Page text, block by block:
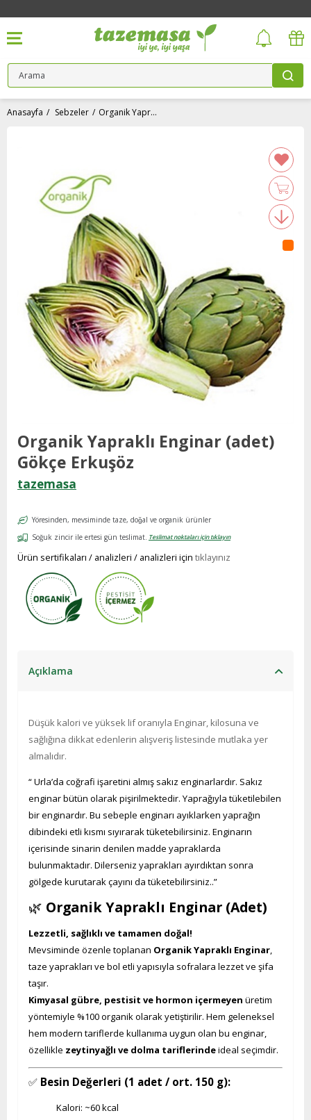
Anasayfa Sebzeler Organik Yapraklı Enginar (adet) Gökçe Erkuşöz
Organik Yapraklı Enginar (adet)
Gökçe Erkuşöz
tazemasa
Yöresinden, mevsiminde taze, doğal ve organik ürünler
Soğuk zincir ile ertesi gün teslimat. Teslimat noktaları için tıklayın
Ürün sertifikaları / analizleri / analizleri için tıklayınız
Açıklama
Düşük kalori ve yüksek lif oranıyla Enginar, kilosuna ve
sağlığına dikkat edenlerin alışveriş listesinde mutlaka yer
almalıdır.
“ Urla’da coğrafi işaretini almış sakız enginarlardır. Sakız
enginar bütün olarak pişirilmektedir. Yaprağıyla tüketilebilen
bir enginardır. Bu sebeple enginarı ayıklarken yaprağın
dibindeki etli kısmı sıyırarak tüketebilirsiniz. Enginarın
içerisinde sinarin denilen madde yapraklarda
bulunmaktadır. Dilerseniz yaprakları ayırdıktan sonra
gölgede kurutarak çayını da tüketebilirsiniz..”
🌿 Organik Yapraklı Enginar (Adet)
Lezzetli, sağlıklı ve tamamen doğal!
Mevsiminde özenle toplanan Organik Yapraklı Enginar,
taze yaprakları ve bol etli yapısıyla sofralara lezzet ve şifa
taşır.
Kimyasal gübre, pestisit ve hormon içermeyen üretim
yöntemiyle %100 organik olarak yetiştirilir. Hem geleneksel
hem modern tariflerde kullanıma uygun olan bu enginar,
özellikle zeytinyağlı ve dolma tariflerindeideal seçimdir.
✅ Besin Değerleri (1 adet / ort. 150 g):
Kalori: ~60 kcal